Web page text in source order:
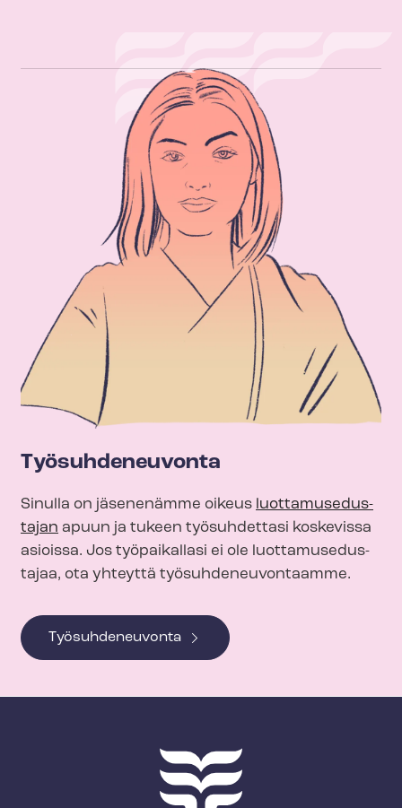
Työsuhdeneuvonta
Sinulla on jäsenenämme oikeus luot­ta­muse­dus­
ta­jan apuun ja tukeen työsuhdettasi koskevissa
asioissa. Jos työpaikallasi ei ole luot­ta­muse­dus­
ta­jaa, ota yhteyttä työ­suh­de­neu­von­taam­me.
Työsuhdeneuvonta